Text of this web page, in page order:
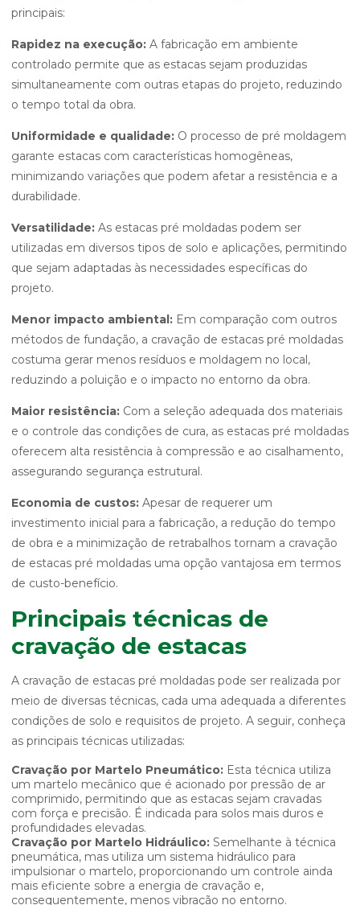
principais:
Rapidez na execução: A fabricação em ambiente
controlado permite que as estacas sejam produzidas
simultaneamente com outras etapas do projeto, reduzindo
o tempo total da obra.
Uniformidade e qualidade: O processo de pré moldagem
garante estacas com características homogêneas,
minimizando variações que podem afetar a resistência e a
durabilidade.
Versatilidade: As estacas pré moldadas podem ser
utilizadas em diversos tipos de solo e aplicações, permitindo
que sejam adaptadas às necessidades específicas do
projeto.
Menor impacto ambiental: Em comparação com outros
métodos de fundação, a cravação de estacas pré moldadas
costuma gerar menos resíduos e moldagem no local,
reduzindo a poluição e o impacto no entorno da obra.
Maior resistência: Com a seleção adequada dos materiais
e o controle das condições de cura, as estacas pré moldadas
oferecem alta resistência à compressão e ao cisalhamento,
assegurando segurança estrutural.
Economia de custos: Apesar de requerer um
investimento inicial para a fabricação, a redução do tempo
de obra e a minimização de retrabalhos tornam a cravação
de estacas pré moldadas uma opção vantajosa em termos
de custo-benefício.
Principais técnicas de
cravação de estacas
A cravação de estacas pré moldadas pode ser realizada por
meio de diversas técnicas, cada uma adequada a diferentes
condições de solo e requisitos de projeto. A seguir, conheça
as principais técnicas utilizadas:
Cravação por Martelo Pneumático: Esta técnica utiliza
um martelo mecânico que é acionado por pressão de ar
comprimido, permitindo que as estacas sejam cravadas
com força e precisão. É indicada para solos mais duros e
profundidades elevadas.
Cravação por Martelo Hidráulico: Semelhante à técnica
pneumática, mas utiliza um sistema hidráulico para
impulsionar o martelo, proporcionando um controle ainda
mais eficiente sobre a energia de cravação e,
consequentemente, menos vibração no entorno.